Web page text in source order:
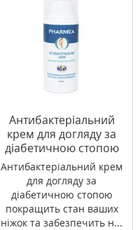
Антибактеріальний
крем для догляду за
діабетичною стопою
30 мл ТМ PHARMEA
Антибактеріальний крем
для догляду за
діабетичною стопою
покращить стан ваших
ніжок та забезпечить н...